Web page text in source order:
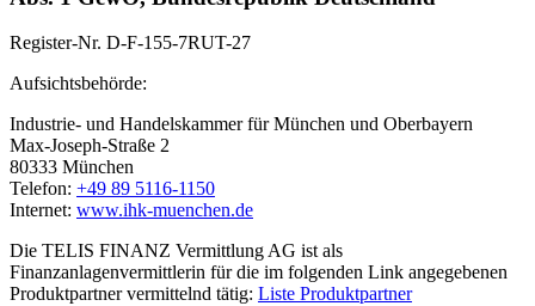
Register-Nr. D-F-155-7RUT-27
Aufsichtsbehörde:
Industrie- und Handelskammer für München und Oberbayern
Max-Joseph-Straße 2
80333 München
Telefon: +49 89 5116-1150
Internet: www.ihk-muenchen.de
Die TELIS FINANZ Vermittlung AG ist als
Finanzanlagenvermittlerin für die im folgenden Link angegebenen
Produktpartner vermittelnd tätig: Liste Produktpartner